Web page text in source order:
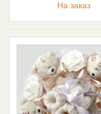
На заказ